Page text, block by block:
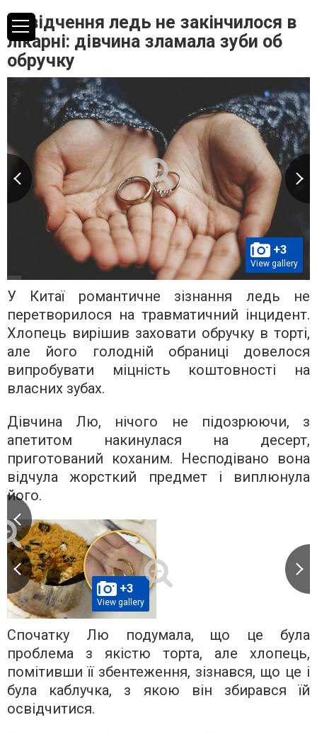
Освідчення ледь не закінчилося в
лікарні: дівчина зламала зуби об
обручку
+3
View gallery
У Китаї романтичне зізнання ледь не
перетворилося на травматичний інцидент.
Хлопець вирішив заховати обручку в торті,
але його голодній обраниці довелося
випробувати міцність коштовності на
власних зубах.
Дівчина Лю, нічого не підозрюючи, з
апетитом накинулася на десерт,
приготований коханим. Несподівано вона
відчула жорсткий предмет і виплюнула
його.
+3
View gallery
Спочатку Лю подумала, що це була
проблема з якістю торта, але хлопець,
помітивши її збентеження, зізнався, що це і
була каблучка, з якою він збирався їй
освідчитися.